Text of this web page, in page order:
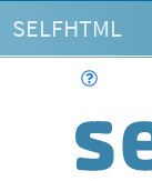
SELFHTML